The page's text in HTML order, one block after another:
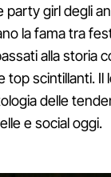
girl degli
la fama tra
alla storia
scintillanti. Il
delle
e social oggi.